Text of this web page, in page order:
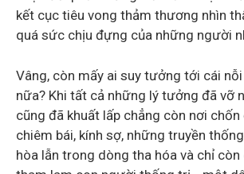
kết cục tiêu vong thảm thương nhìn
quá sức chịu đựng của những người
Vâng, còn mấy ai suy tưởng tới cái
nữa? Khi tất cả những lý tưởng đã vỡ
cũng đã khuất lấp chẳng còn nơi chốn
chiêm bái, kính sợ, những truyền
hòa lẫn trong dòng tha hóa và chỉ